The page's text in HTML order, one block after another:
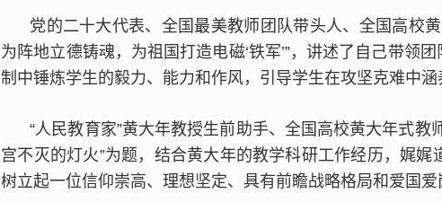
党的二十大代表、全国最美教师团队带头人、全国高校
为阵地立德铸魂，为祖国打造电磁‘铁军’”，讲述了自己带领
制中锤炼学生的毅力、能力和作风，引导学生在攻坚克难中
“人民教育家”黄大年教授生前助手、全国高校黄大年式
宫不灭的灯火”为题，结合黄大年的教学科研工作经历，娓
树立起一位信仰崇高、理想坚定、具有前瞻战略格局和爱国爱